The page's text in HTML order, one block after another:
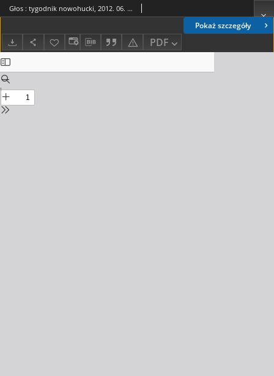
Pokaż szczegóły
PDF
Głos : tygodnik nowohucki, 2012. 06. 22, nr 25